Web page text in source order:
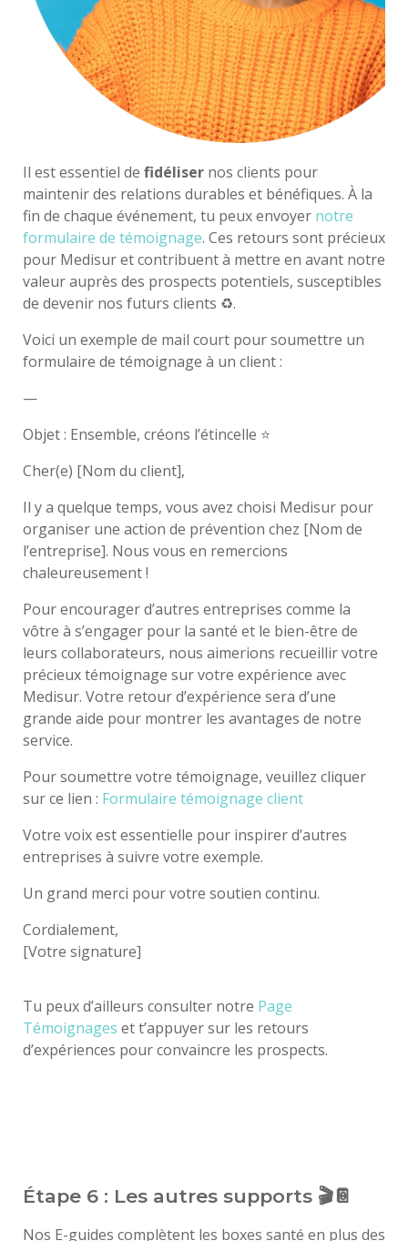
Il est essentiel de fidéliser nos clients pour
maintenir des relations durables et bénéfiques. À la
fin de chaque événement, tu peux envoyer notre
formulaire de témoignage. Ces retours sont précieux
pour Medisur et contribuent à mettre en avant notre
valeur auprès des prospects potentiels, susceptibles
de devenir nos futurs clients ♻️.
Voici un exemple de mail court pour soumettre un
formulaire de témoignage à un client :
—
Objet : Ensemble, créons l’étincelle ⭐
Cher(e) [Nom du client],
Il y a quelque temps, vous avez choisi Medisur pour
organiser une action de prévention chez [Nom de
l’entreprise]. Nous vous en remercions
chaleureusement !
Pour encourager d’autres entreprises comme la
vôtre à s’engager pour la santé et le bien-être de
leurs collaborateurs, nous aimerions recueillir votre
précieux témoignage sur votre expérience avec
Medisur. Votre retour d’expérience sera d’une
grande aide pour montrer les avantages de notre
service.
Pour soumettre votre témoignage, veuillez cliquer
sur ce lien : Formulaire témoignage client
Votre voix est essentielle pour inspirer d’autres
entreprises à suivre votre exemple.
Un grand merci pour votre soutien continu.
Cordialement,
[Votre signature]
Tu peux d’ailleurs consulter notre Page
Témoignages et t’appuyer sur les retours
d’expériences pour convaincre les prospects.
Étape 6 : Les autres supports 🎬📔
Nos E-guides complètent les boxes santé en plus des